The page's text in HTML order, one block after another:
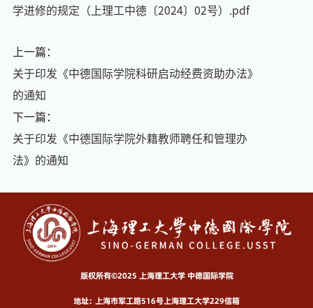
学进修的规定（上理工中德〔2024〕02号）.pdf
上一篇：
关于印发《中德国际学院科研启动经费资助办法》
的通知
下一篇：
关于印发《中德国际学院外籍教师聘任和管理办
法》的通知
版权所有©2025 上海理工大学 中德国际学院
地址：上海市军工路516号上海理工大学229信箱